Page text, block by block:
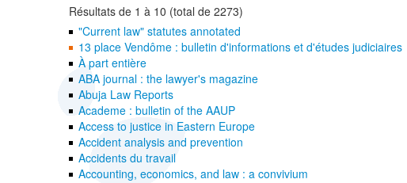
Résultats de 1 à 10 (total de 2273)
"Current law" statutes annotated
13 place Vendôme : bulletin d'informations et d'études judiciaires
À part entière
ABA journal : the lawyer's magazine
Abuja Law Reports
Academe : bulletin of the AAUP
Access to justice in Eastern Europe
Accident analysis and prevention
Accidents du travail
Accounting, economics, and law : a convivium